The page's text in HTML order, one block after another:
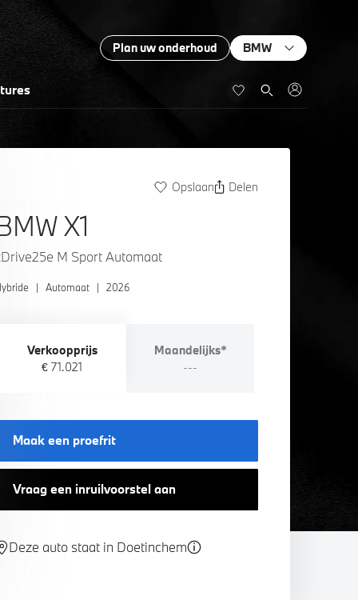
Plan uw onderhoud BMW
Opslaan Delen
X1
M Sport Automaat
| Automaat | 2026
Verkoopprijs
€ 71.021
Maandelijks*
---
Maak een proefrit
Vraag een inruilvoorstel aan
Deze auto staat in Doetinchem